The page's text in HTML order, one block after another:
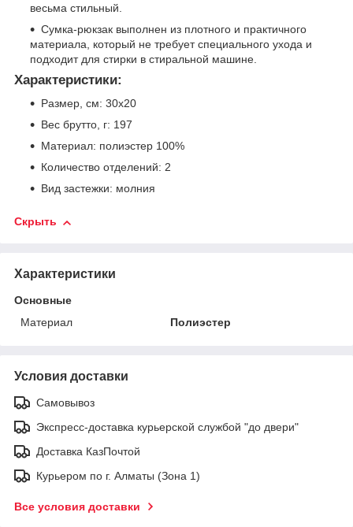
весьма стильный.
Сумка-рюкзак выполнен из плотного и практичного
материала, который не требует специального ухода и
подходит для стирки в стиральной машине.
Характеристики:
Размер, см: 30х20
Вес брутто, г: 197
Материал: полиэстер 100%
Количество отделений: 2
Вид застежки: молния
Скрыть
Характеристики
Основные
Материал
Полиэстер
Условия доставки
Самовывоз
Экспресс-доставка курьерской службой "до двери"
Доставка КазПочтой
Курьером по г. Алматы (Зона 1)
Все условия доставки